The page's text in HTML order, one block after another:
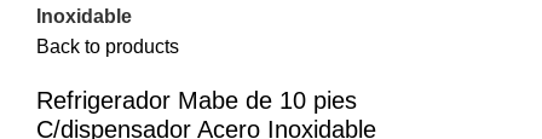
Inoxidable
Back to products
Refrigerador Mabe de 10 pies
C/dispensador Acero Inoxidable